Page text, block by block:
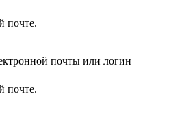
почте.
почты или логин
почте.